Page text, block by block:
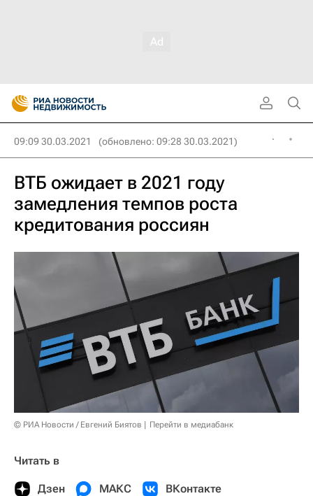
09:09 30.03.2021 (обновлено: 09:28 30.03.2021)
ВТБ ожидает в 2021 году
замедления темпов роста
кредитования россиян
© РИА Новости / Евгений Биятов Перейти в медиабанк
Читать в
Дзен МАКС ВКонтакте